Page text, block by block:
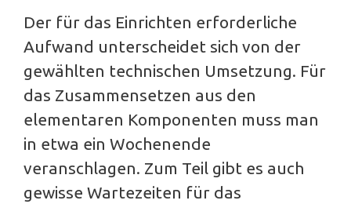
Der für das Einrichten erforderliche
Aufwand unterscheidet sich von der
gewählten technischen Umsetzung. Für
das Zusammensetzen aus den
elementaren Komponenten muss man
in etwa ein Wochenende
veranschlagen. Zum Teil gibt es auch
gewisse Wartezeiten für das